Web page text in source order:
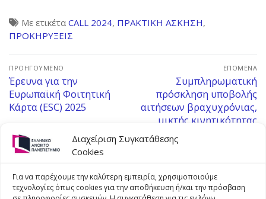
Διαχείριση Συγκατάθεσης
Cookies
Για να παρέχουμε την καλύτερη εμπειρία, χρησιμοποιούμε
τεχνολογίες όπως cookies για την αποθήκευση ή/και την πρόσβαση
Με ετικέτα CALL 2024, ΠΡΑΚΤΙΚΗ ΑΣΚΗΣΗ,
ΠΡΟΚΗΡΥΞΕΙΣ
ΠΡΟΗΓΟΎΜΕΝΟ
Έρευνα για την
Ευρωπαϊκή Φοιτητική
Κάρτα (ESC) 2025
ΕΠΌΜΕΝΑ
Συμπληρωματική
πρόσκληση υποβολής
αιτήσεων βραχυχρόνιας,
μικτής κινητικότητας
mobility) Erasmus+ για
χώρες της Ε.Ε. κατά το Β’
Εξάμηνο του Α.Ε. 2025-